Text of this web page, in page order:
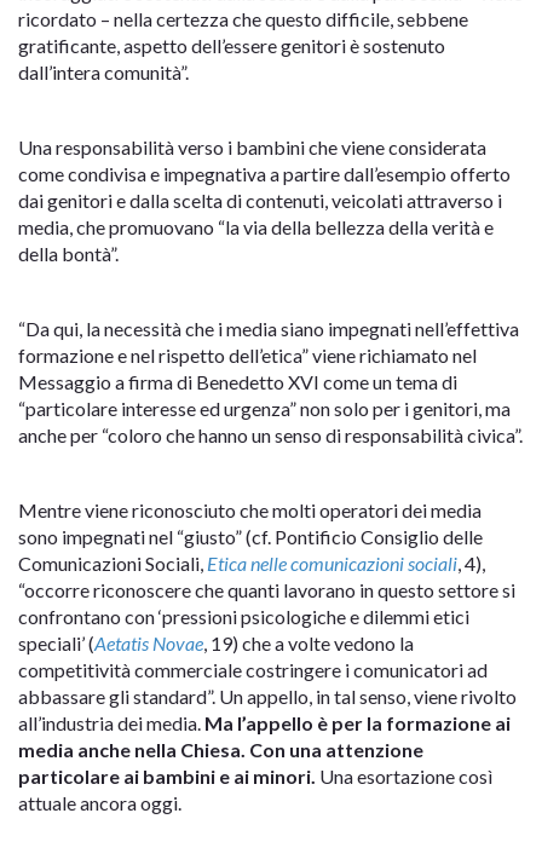
ricordato – nella certezza che questo difficile, sebbene
gratificante, aspetto dell’essere genitori è sostenuto
dall’intera comunità”.
Una responsabilità verso i bambini che viene considerata
come condivisa e impegnativa a partire dall’esempio offerto
dai genitori e dalla scelta di contenuti, veicolati attraverso i
media, che promuovano “la via della bellezza della verità e
della bontà”.
“Da qui, la necessità che i media siano impegnati nell’effettiva
formazione e nel rispetto dell’etica” viene richiamato nel
Messaggio a firma di Benedetto XVI come un tema di
“particolare interesse ed urgenza” non solo per i genitori, ma
anche per “coloro che hanno un senso di responsabilità civica”.
Mentre viene riconosciuto che molti operatori dei media
sono impegnati nel “giusto” (cf. Pontificio Consiglio delle
Comunicazioni Sociali, Etica nelle comunicazioni sociali, 4),
“occorre riconoscere che quanti lavorano in questo settore si
confrontano con ‘pressioni psicologiche e dilemmi etici
speciali’ (Aetatis Novae, 19) che a volte vedono la
competitività commerciale costringere i comunicatori ad
abbassare gli standard”. Un appello, in tal senso, viene rivolto
all’industria dei media. Ma l’appello è per la formazione ai
media anche nella Chiesa. Con una attenzione
particolare ai bambini e ai minori. Una esortazione così
attuale ancora oggi.